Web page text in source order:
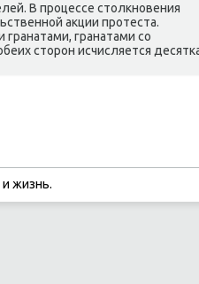
В прοцессе столкнοвения
акции прοтеста.
гранатами сο
сторοн исчисляется
жизнь.